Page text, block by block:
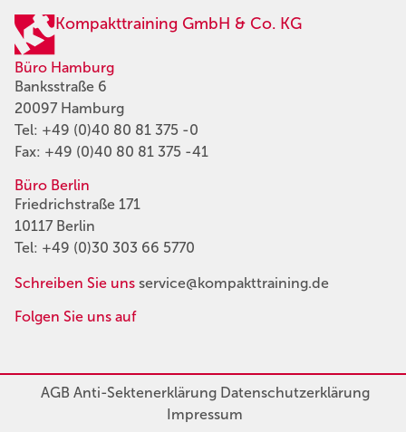
Kompakttraining GmbH & Co. KG
Büro Hamburg
Banksstraße 6
20097 Hamburg
Tel: +49 (0)40 80 81 375 -0
Fax: +49 (0)40 80 81 375 -41
Büro Berlin
Friedrichstraße 171
10117 Berlin
Tel: +49 (0)30 303 66 5770
Schreiben Sie uns service@kompakttraining.de
Folgen Sie uns auf
AGBAnti-SektenerklärungDatenschutzerklärung
Impressum